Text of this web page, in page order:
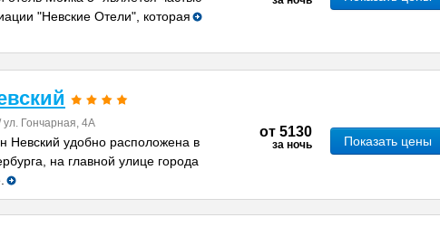
"Невские Отели", которая
ул. Гончарная, 4А
Невский удобно расположена в
на главной улице города
от 5130
за ночь Показать цены